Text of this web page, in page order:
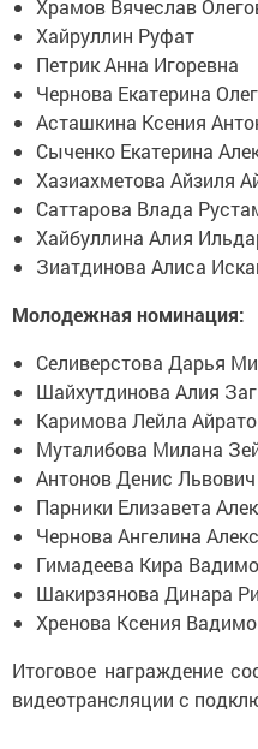
Храмов Вячеслав
Хайруллин Руфат
Петрик Анна Игоревна
Чернова Екатерина
Асташкина Ксения
Сыченко Екатерина
Хазиахметова Айзиля
Саттарова Влада
Хайбуллина Алия
Зиатдинова Алиса
Молодежная номинация:
Селиверстова Дарья
Шайхутдинова Алия
Каримова Лейла
Муталибова Милана
Антонов Денис Львович
Парники Елизавета
Чернова Ангелина
Гимадеева Кира
Шакирзянова Динара
Хренова Ксения
Итоговое награждение
видеотрансляции с